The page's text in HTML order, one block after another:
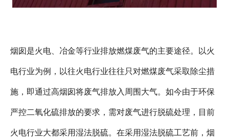
烟囱是火电、冶金等行业排放燃煤废气的主要途径。以火
电行业为例，以往火电行业往往只对燃煤废气采取除尘措
施，即通过高烟囱将废气排放入周围大气。如今由于环保
严控二氧化硫排放的要求，需对废气进行脱硫处理，目前
火电行业大都采用湿法脱硫。在采用湿法脱硫工艺前，烟